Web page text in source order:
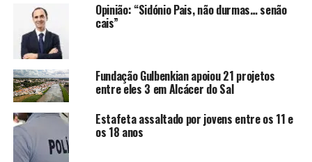
Opinião: “Sidónio Pais, não durmas… senão
cais”
Fundação Gulbenkian apoiou 21 projetos
entre eles 3 em Alcácer do Sal
Estafeta assaltado por jovens entre os 11 e
os 18 anos